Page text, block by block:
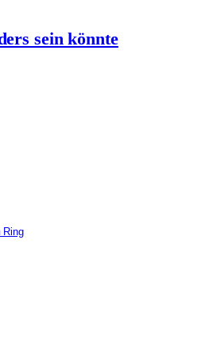
sein könnte
Ring